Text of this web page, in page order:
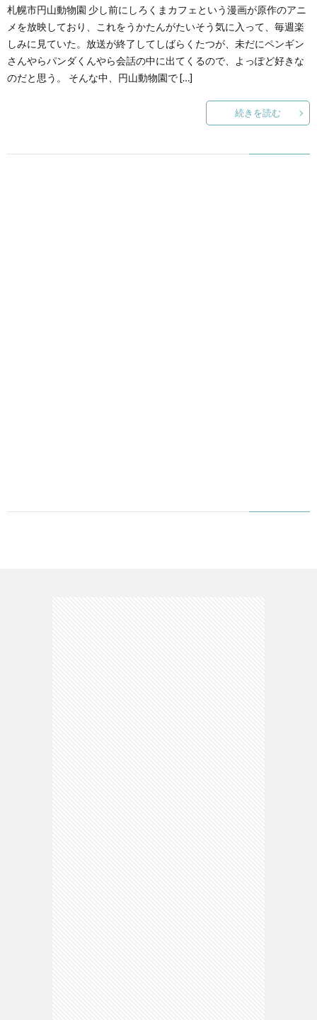
札幌市円山動物園 少し前にしろくまカフェという漫画が原作のアニ
メを放映しており、これをうかたんがたいそう気に入って、毎週楽
しみに見ていた。放送が終了してしばらくたつが、未だにペンギン
さんやらパンダくんやら会話の中に出てくるので、よっぽど好きな
のだと思う。 そんな中、円山動物園で […]
続きを読む